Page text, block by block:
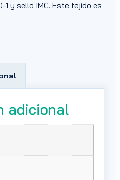
y sello IMO. Este tejido es
adicional